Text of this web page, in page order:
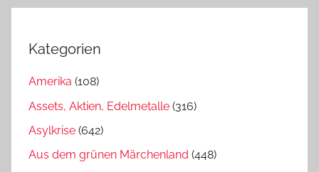
Kategorien
Amerika (108)
Assets, Aktien, Edelmetalle (316)
Asylkrise (642)
Aus dem grünen Märchenland (448)